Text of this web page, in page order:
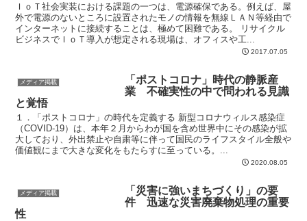
ＩｏＴ社会実装における課題の一つは、電源確保である。例えば、屋
外で電源のないところに設置されたモノの情報を無線ＬＡＮ等経由で
インターネットに接続することは、極めて困難である。 リサイクル
ビジネスでＩｏＴ導入が想定される現場は、オフィスや工...
2017.07.05
メディア掲載
「ポストコロナ」時代の静脈産
業 不確実性の中で問われる見識
と覚悟
１．「ポストコロナ」の時代を定義する 新型コロナウィルス感染症
（COVID-19）は、本年２月からわが国を含め世界中にその感染が拡
大しており、外出禁止や自粛等に伴って国民のライフスタイル全般や
価値観にまで大きな変化をもたらすに至っている。...
2020.08.05
メディア掲載
「災害に強いまちづくり」の要
件 迅速な災害廃棄物処理の重要
性